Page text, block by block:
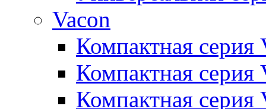
Vacon
Компактная серия
Компактная серия
Компактная